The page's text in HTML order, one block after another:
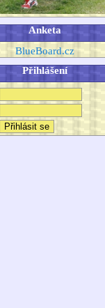
Anketa
BlueBoard.cz
Přihlášení